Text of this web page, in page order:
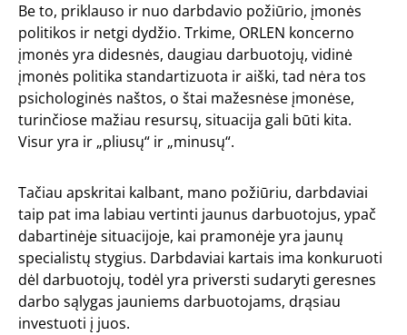
Be to, priklauso ir nuo darbdavio požiūrio, įmonės
politikos ir netgi dydžio. Trkime, ORLEN koncerno
įmonės yra didesnės, daugiau darbuotojų, vidinė
įmonės politika standartizuota ir aiški, tad nėra tos
psichologinės naštos, o štai mažesnėse įmonėse,
turinčiose mažiau resursų, situacija gali būti kita.
Visur yra ir „pliusų“ ir „minusų“.
Tačiau apskritai kalbant, mano požiūriu, darbdaviai
taip pat ima labiau vertinti jaunus darbuotojus, ypač
dabartinėje situacijoje, kai pramonėje yra jaunų
specialistų stygius. Darbdaviai kartais ima konkuruoti
dėl darbuotojų, todėl yra priversti sudaryti geresnes
darbo sąlygas jauniems darbuotojams, drąsiau
investuoti į juos.